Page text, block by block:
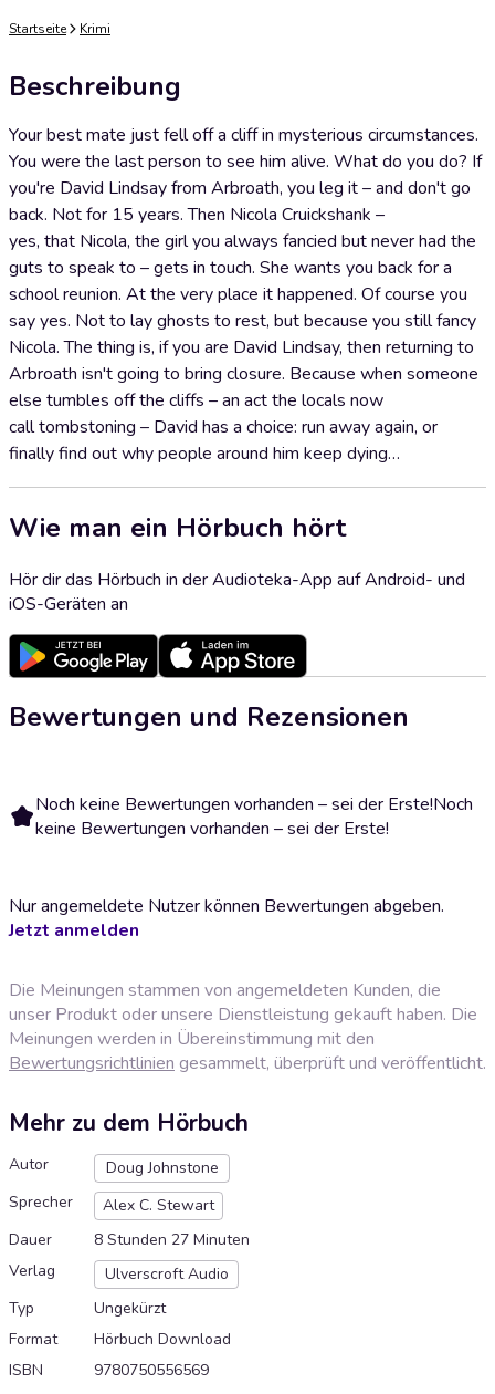
Startseite Krimi
Beschreibung
Your best mate just fell off a cliff in mysterious circumstances.
You were the last person to see him alive. What do you do? If
you're David Lindsay from Arbroath, you leg it – and don't go
back. Not for 15 years. Then Nicola Cruickshank –
yes, that Nicola, the girl you always fancied but never had the
guts to speak to – gets in touch. She wants you back for a
school reunion. At the very place it happened. Of course you
say yes. Not to lay ghosts to rest, but because you still fancy
Nicola. The thing is, if you are David Lindsay, then returning to
Arbroath isn't going to bring closure. Because when someone
else tumbles off the cliffs – an act the locals now
call tombstoning – David has a choice: run away again, or
finally find out why people around him keep dying…
Wie man ein Hörbuch hört
Hör dir das Hörbuch in der Audioteka-App auf Android- und
iOS-Geräten an
Bewertungen und Rezensionen
Noch keine Bewertungen vorhanden – sei der Erste!Noch
keine Bewertungen vorhanden – sei der Erste!
Nur angemeldete Nutzer können Bewertungen abgeben.
Jetzt anmelden
Die Meinungen stammen von angemeldeten Kunden, die
unser Produkt oder unsere Dienstleistung gekauft haben. Die
Meinungen werden in Übereinstimmung mit den
Bewertungsrichtlinien gesammelt, überprüft und veröffentlicht.
Mehr zu dem Hörbuch
Autor
Doug Johnstone
Sprecher
Alex C. Stewart
Dauer
8 Stunden 27 Minuten
Verlag
Ulverscroft Audio
Typ
Ungekürzt
Format
Hörbuch Download
ISBN
9780750556569